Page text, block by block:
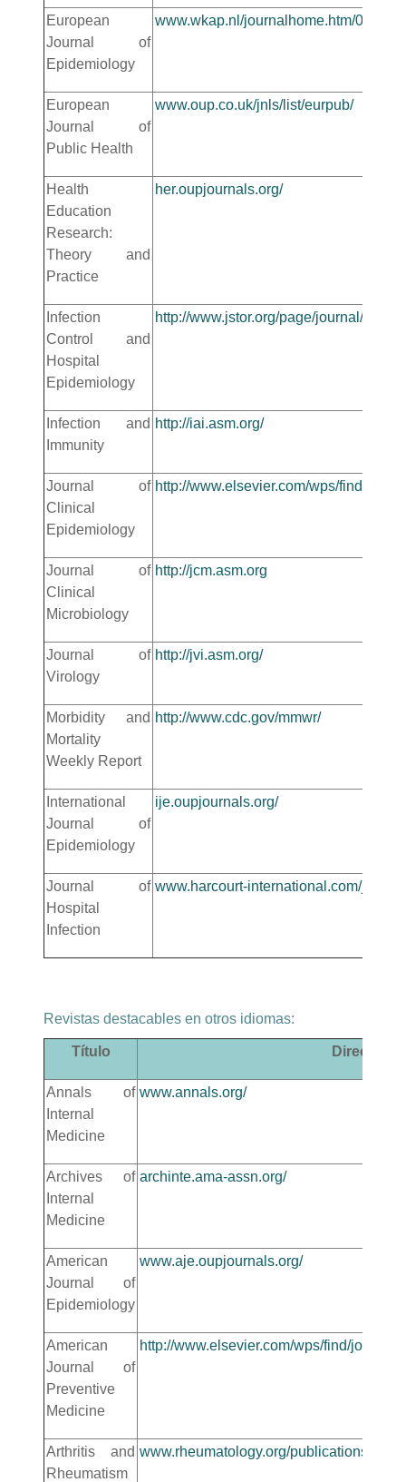
European
Journal of
Epidemiology
www.wkap.nl/journalhome.htm/0393-
European
Journal of
Public Health
www.oup.co.uk/jnls/list/eurpub/
Health
Education
Research:
Theory and
Practice
her.oupjournals.org/
Infection
Control and
Hospital
Epidemiology
http://www.jstor.org/page/journal/
Infection and
Immunity
http://iai.asm.org/
Journal of
Clinical
Epidemiology
http://www.elsevier.com/wps/find/
Journal of
Clinical
Microbiology
http://jcm.asm.org
Journal of
Virology
http://jvi.asm.org/
Morbidity and
Mortality
Weekly Report
http://www.cdc.gov/mmwr/
International
Journal of
Epidemiology
ije.oupjournals.org/
Journal of
Hospital
Infection
www.harcourt-international.com/
Revistas destacables en otros idiomas:
Título Dirección
Annals of
Internal
Medicine
www.annals.org/
Archives of
Internal
Medicine
archinte.ama-assn.org/
American
Journal of
Epidemiology
www.aje.oupjournals.org/
American
Journal of
Preventive
Medicine
http://www.elsevier.com/wps/find/
Arthritis and
Rheumatism
www.rheumatology.org/publications